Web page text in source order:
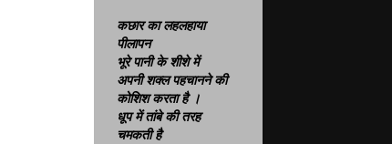
कछार का लहलहाया
पीलापन
भूरे पानी के शीशे में
अपनी शक्ल पहचानने की
कोशिश करता है ।
धूप में तांबे की तरह
चमकती है